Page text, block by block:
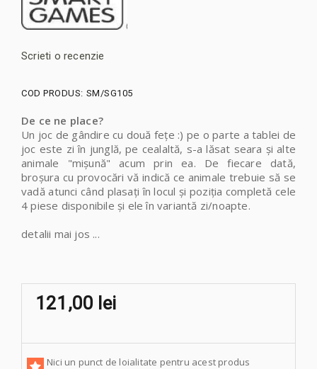
Scrieti o recenzie
COD PRODUS: SM/SG105
De ce ne place?
Un joc de gândire cu două fețe :) pe o parte a tablei de
joc este zi în junglă, pe cealaltă, s-a lăsat seara și alte
animale "mișună" acum prin ea. De fiecare dată,
broșura cu provocări vă indică ce animale trebuie să se
vadă atunci când plasați în locul și poziția completă cele
4 piese disponibile și ele în variantă zi/noapte.
detalii mai jos ...
121,00 lei
Nici un punct de loialitate pentru acest produs